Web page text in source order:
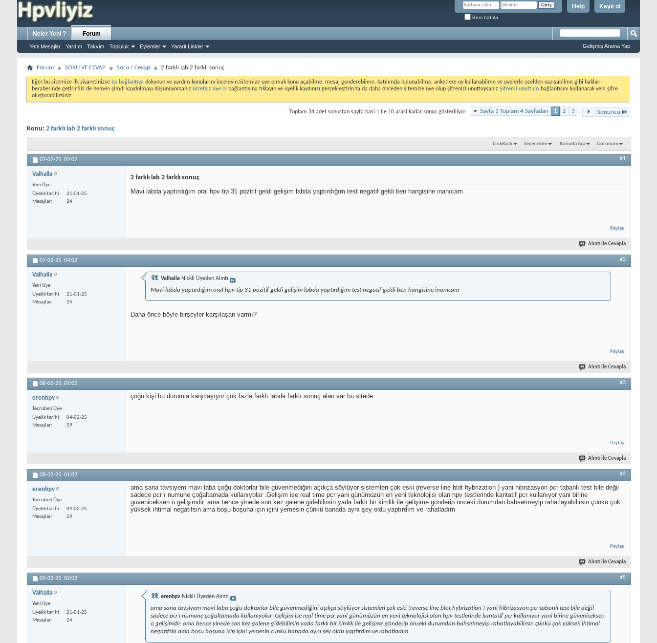
Kayıt ol
Help
Beni hatırla
Neler Yeni ? Forum
Yeni Mesajlar Yardım Takvim Topluluk Eylemler Yararlı Linkler Gelişmiş Arama Yap
Forum SORU VE CEVAP Soru / Cevap 2 farklı lab 2 farklı sonuç
Eğer bu sitemize ilk ziyaretinizse bu bağlantıya dokunun ve yardım konularını inceleyin.Sitemize üye olmak konu açabilme, mesaj gönderebilme, katılımda bulunabilme, anketlere oy kullanabilme ve üyelerle özelden yazışabilme gibi hakları
beraberinde getirir.Siz de hemen şimdi kaydolmayı düşünüyorsanız ücretsiz üye ol bağlantısına tıklayın ve üyelik kaydınızı gerçekleştirin.Ya da daha önceden sitemize üye olup şifrenizi unuttuysanız Şifremi unuttum bağlantısını kullanarak yeni şifre
oluşturabilirsiniz.
Sayfa 1 Toplam 4 Sayfadan 1 2 3 ... Sonuncu
Toplam 34 adet sonuctan sayfa basi 1 ile 10 arasi kadar sonuc gösteriliyor
Konu: 2 farklı lab 2 farklı sonuç
LinkBack Seçenekler Konuda Ara Görünüm
07-02-25, 02:02 #1
Valhalla
Yeni Üye
Üyelik tarihi
21-01-25
Mesajlar
24
2 farklı lab 2 farklı sonuç
Mavi labda yaptırdığım oral hpv tip 31 pozitif geldi gelişim labda yaptırdığım test negatif geldi ben hangisine inanıcam
Paylaş
Alıntı ile Cevapla
07-02-25, 04:02 #2
Valhalla
Yeni Üye
Üyelik tarihi
21-01-25
Mesajlar
24
Valhalla Nickli Üyeden Alıntı
Mavi labda yaptırdığım oral hpv tip 31 pozitif geldi gelişim labda yaptırdığım test negatif geldi ben hangisine inanıcam
Daha önce böyle birşeyler karşılaşan varmı?
Paylaş
Alıntı ile Cevapla
08-02-25, 01:02 #3
erenhpv
Tecrübeli Üye
Üyelik tarihi
04-02-25
Mesajlar
59
çoğu kişi bu durumla karşılaşıyor çok fazla farklı labda farklı sonuç alan var bu sitede
Paylaş
Alıntı ile Cevapla
08-02-25, 01:02 #4
erenhpv
Tecrübeli Üye
Üyelik tarihi
04-02-25
Mesajlar
59
ama sana tavsiyem mavi laba çoğu doktorlar bile güvenmediğini açıkça söylüyor sistemleri çok eski (reverse line blot hybrization ) yani hibrizasyon pcr tabanlı test bile değil
sadece pcr ı numune çoğaltamada kullanıyolar .Gelişim ise real time pcr yani günümüzün en yeni teknolojisi olan hpv testlerinde kantatif pcr kullanıyor yani birine
güveniceksen o gelişimdir. ama bence yinede son kez galene gidebilirsin yada farklı bir kimlik ile gelişime gönderip önceki durumdan bahsetmeyip rahatlayabilirsin çünkü çok
yüksek ihtimal negatifsin ama boşu boşuna için içini yemesin çünkü banada aynı şey oldu yaptırdım ve rahatladım
Paylaş
Alıntı ile Cevapla
09-02-25, 02:02 #5
Valhalla
Yeni Üye
Üyelik tarihi
21-01-25
Mesajlar
24
erenhpv Nickli Üyeden Alıntı
ama sana tavsiyem mavi laba çoğu doktorlar bile güvenmediğini açıkça söylüyor sistemleri çok eski (reverse line blot hybrization ) yani hibrizasyon pcr tabanlı test bile değil
sadece pcr ı numune çoğaltamada kullanıyolar .Gelişim ise real time pcr yani günümüzün en yeni teknolojisi olan hpv testlerinde kantatif pcr kullanıyor yani birine güveniceksen
o gelişimdir. ama bence yinede son kez galene gidebilirsin yada farklı bir kimlik ile gelişime gönderip önceki durumdan bahsetmeyip rahatlayabilirsin çünkü çok yüksek ihtimal
negatifsin ama boşu boşuna için içini yemesin çünkü banada aynı şey oldu yaptırdım ve rahatladım